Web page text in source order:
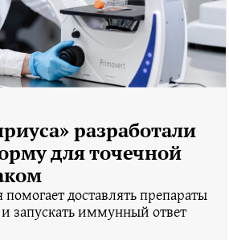
разработали
для точечной
доставлять препараты
запускать иммунный ответ